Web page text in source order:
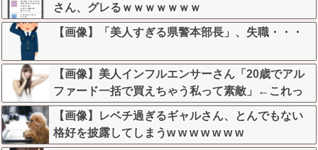
さん、グレるｗｗｗｗｗｗｗ
【画像】「美人すぎる県警本部長」、失職・・・
【画像】美人インフルエンサーさん「20歳でアル
ファード一括で買えちゃう私って素敵」←これっ
てガチなん？それともネタなん？w w w w w w w w
w
【画像】レベチ過ぎるギャルさん、とんでもない
格好を披露してしまうw w w w w w w